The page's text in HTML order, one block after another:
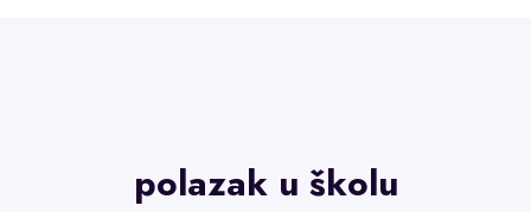
polazak u školu